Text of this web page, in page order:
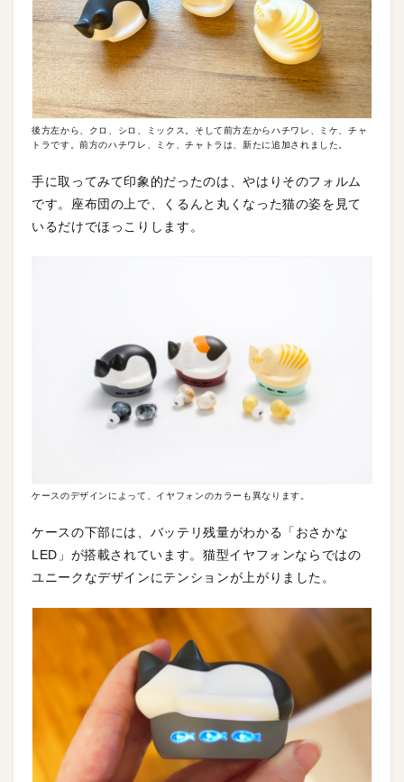
後方左から、クロ、シロ、ミックス。そして前方左からハチワレ、ミケ、チャ
トラです。前方のハチワレ、ミケ、チャトラは、新たに追加されました。
手に取ってみて印象的だったのは、やはりそのフォルム
です。座布団の上で、くるんと丸くなった猫の姿を見て
いるだけでほっこりします。
ケースのデザインによって、イヤフォンのカラーも異なります。
ケースの下部には、バッテリ残量がわかる「おさかな
LED」が搭載されています。猫型イヤフォンならではの
ユニークなデザインにテンションが上がりました。